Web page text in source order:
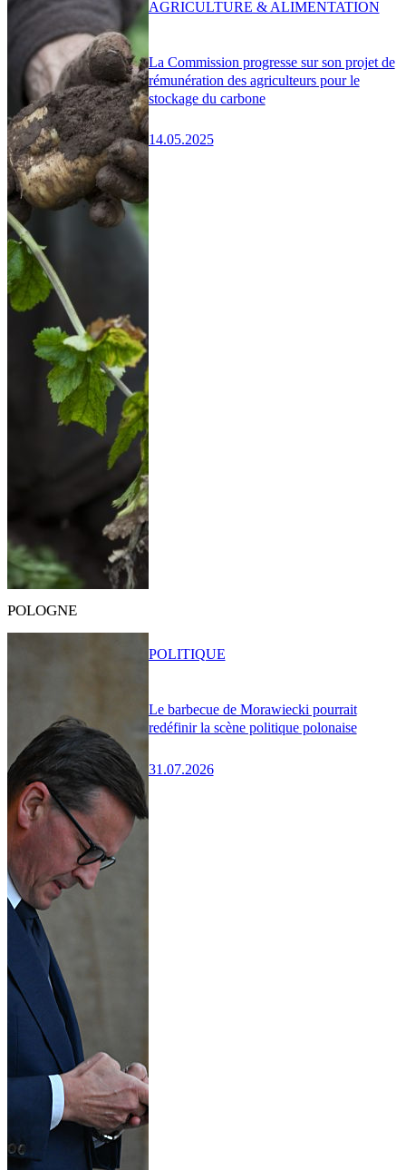
La Commission progresse sur son projet de
rémunération des agriculteurs pour le
stockage du carbone
14.05.2025
AGRICULTURE & ALIMENTATION
POLOGNE
Le barbecue de Morawiecki pourrait
redéfinir la scène politique polonaise
31.07.2026
POLITIQUE